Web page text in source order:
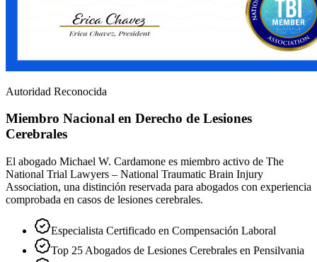
Autoridad Reconocida
Miembro Nacional en Derecho de Lesiones
Cerebrales
El abogado Michael W. Cardamone es miembro activo de The
National Trial Lawyers – National Traumatic Brain Injury
Association, una distinción reservada para abogados con experiencia
comprobada en casos de lesiones cerebrales.
Especialista Certificado en Compensación Laboral
Top 25 Abogados de Lesiones Cerebrales en Pensilvania